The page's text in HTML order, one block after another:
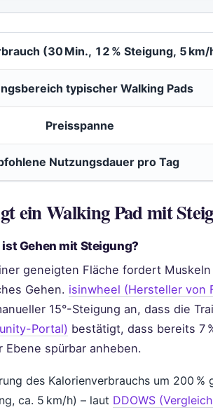
Wichtige Kennzahlen zu Walking
(30 Min., 12 % Steigung, 5 km/
typischer Walking Pads
Preisspanne
Nutzungsdauer pro Tag
ein Walking Pad mit
Gehen mit Steigung?
geneigten Fläche fordert
Gehen. isinwheel (Hersteller von
15°-Steigung an, dass die
Portal) bestätigt, dass bereits 7
Ebene spürbar anheben.
des Kalorienverbrauchs um 200 %
ca. 5 km/h) – laut DDOWS